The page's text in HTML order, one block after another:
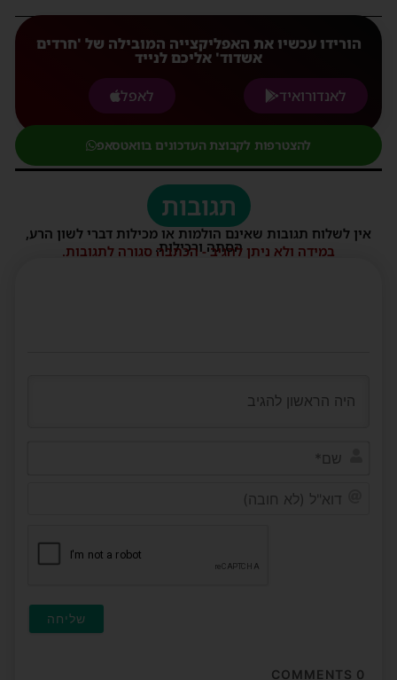
הורידו עכשיו את האפליקצייה המובילה של 'חרדים
אשדוד' אליכם לנייד
לאנדורואיד
לאפל
להצטרפות לקבוצת העדכונים בוואטסאפ
תגובות
אין לשלוח תגובות שאינם הולמות או מכילות דברי לשון הרע,
הסתה ורכילות.
במידה ולא ניתן להגיב - הכתבה סגורה לתגובות.